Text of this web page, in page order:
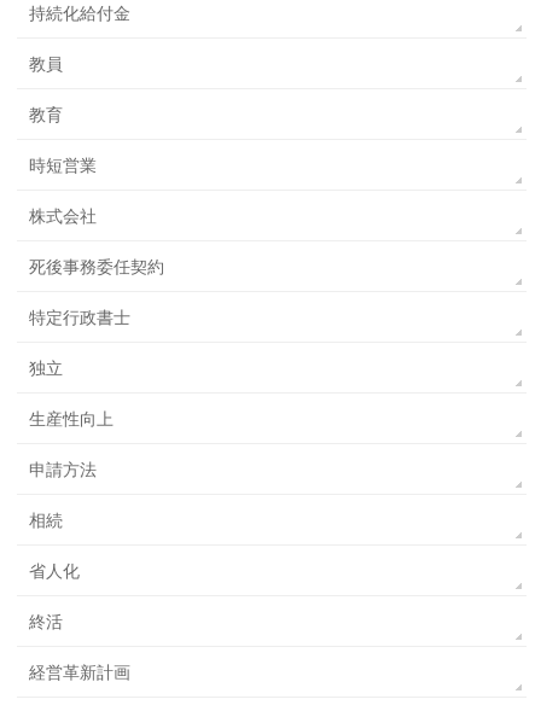
持続化給付金
教員
教育
時短営業
株式会社
死後事務委任契約
特定行政書士
独立
生産性向上
申請方法
相続
省人化
終活
経営革新計画